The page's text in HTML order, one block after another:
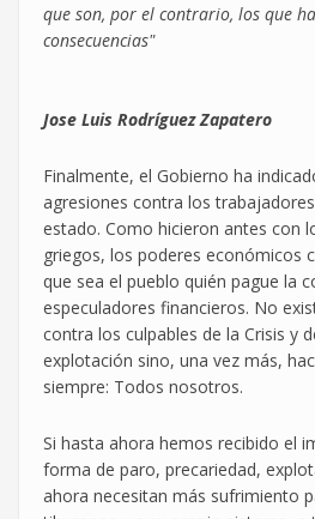
que son, por el contrario, los que
consecuencias"
Jose Luis Rodríguez Zapatero
Finalmente, el Gobierno ha
agresiones contra los
estado. Como hicieron antes con
griegos, los poderes económicos
que sea el pueblo quién pague la
especuladores financieros. No
contra los culpables de la Crisis y
explotación sino, una vez más,
siempre: Todos nosotros.
Si hasta ahora hemos recibido el
forma de paro, precariedad,
ahora necesitan más sufrimiento